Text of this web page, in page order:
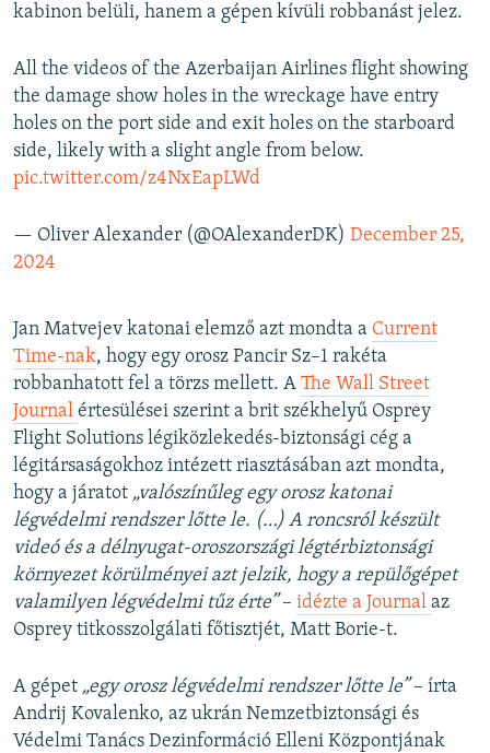
kabinon belüli, hanem a gépen kívüli robbanást jelez.
All the videos of the Azerbaijan Airlines flight showing
the damage show holes in the wreckage have entry
holes on the port side and exit holes on the starboard
side, likely with a slight angle from below.
pic.twitter.com/z4NxEapLWd
— Oliver Alexander (@OAlexanderDK) December 25,
2024
Jan Matvejev katonai elemző azt mondta a Current
Time-nak, hogy egy orosz Pancir Sz–1 rakéta
robbanhatott fel a törzs mellett. A The Wall Street
Journal értesülései szerint a brit székhelyű Osprey
Flight Solutions légiközlekedés-biztonsági cég a
légitársaságokhoz intézett riasztásában azt mondta,
hogy a járatot „valószínűleg egy orosz katonai
légvédelmi rendszer lőtte le. (…) A roncsról készült
videó és a délnyugat-oroszországi légtérbiztonsági
környezet körülményei azt jelzik, hogy a repülőgépet
valamilyen légvédelmi tűz érte”– idézte a Journal az
Osprey titkosszolgálati főtisztjét, Matt Borie-t.
A gépet „egy orosz légvédelmi rendszer lőtte le”– írta
Andrij Kovalenko, az ukrán Nemzetbiztonsági és
Védelmi Tanács Dezinformáció Elleni Központjának